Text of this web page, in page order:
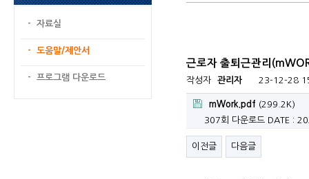
- 자료실
- 도움말/제안서
- 프로그램 다운로드
근로자 출퇴근관리
작성자 관리자 23-12-28
mWork.pdf (299.2K)
307회 다운로드 DATE :
이전글 다음글